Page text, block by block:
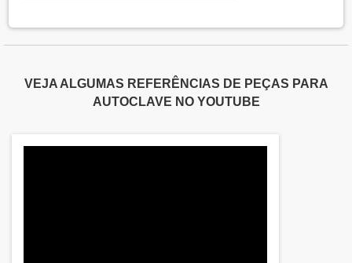
transportado.
VEJA ALGUMAS REFERÊNCIAS DE PEÇAS PARA
AUTOCLAVE NO YOUTUBE